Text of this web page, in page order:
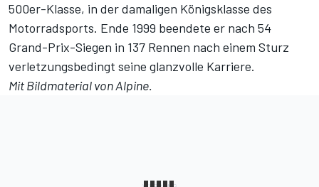
500er-Klasse, in der damaligen Königsklasse des
Motorradsports. Ende 1999 beendete er nach 54
Grand-Prix-Siegen in 137 Rennen nach einem Sturz
verletzungsbedingt seine glanzvolle Karriere.
Mit Bildmaterial von Alpine.